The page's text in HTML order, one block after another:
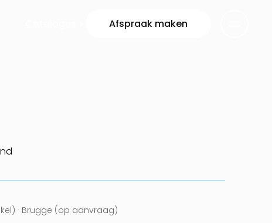
Afspraak maken
· Brugge (op aanvraag)